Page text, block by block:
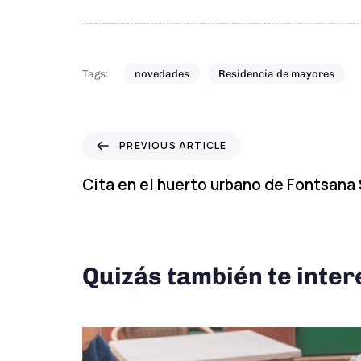
Tags: novedades Residencia de mayores
e
v
s
A
t
i
PREVIOUS ARTICLE
Cita en el huerto urbano de Fontsana
Quizás también te